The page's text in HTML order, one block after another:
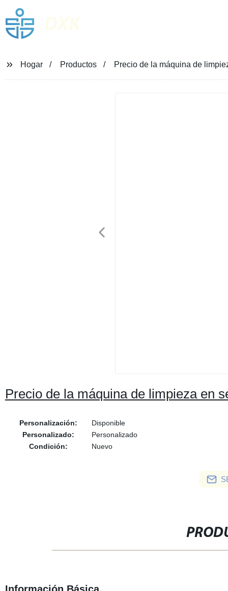
Hogar Productos Precio de la máquina de
Precio de la máquina de limpieza en
Personalización:
Disponible
Personalizado:
Personalizado
Condición:
Nuevo